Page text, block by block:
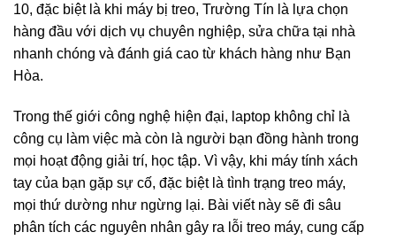
10, đặc biệt là khi máy bị treo, Trường Tín là lựa chọn
hàng đầu với dịch vụ chuyên nghiệp, sửa chữa tại nhà
nhanh chóng và đánh giá cao từ khách hàng như Bạn
Hòa.
Trong thế giới công nghệ hiện đại, laptop không chỉ là
công cụ làm việc mà còn là người bạn đồng hành trong
mọi hoạt động giải trí, học tập. Vì vậy, khi máy tính xách
tay của bạn gặp sự cố, đặc biệt là tình trạng treo máy,
mọi thứ dường như ngừng lại. Bài viết này sẽ đi sâu
phân tích các nguyên nhân gây ra lỗi treo máy, cung cấp